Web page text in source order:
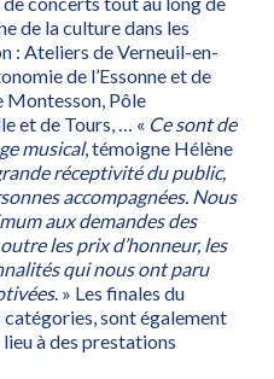
de la culture dans les
: Ateliers de Verneuil-en-
de l’Essonne et de
Montesson, Pôle
et de Tours, … « Ce sont de
musical, témoigne Hélène
réceptivité du public,
accompagnées. Nous
aux demandes des
les prix d’honneur, les
qui nous ont paru
. » Les finales du
sont également
à des prestations